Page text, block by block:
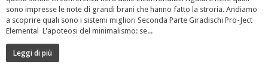
sono impresse le note di grandi brani che hanno fatto la stroria. Andiamo
a scoprire quali sono i sistemi migliori Seconda Parte Giradischi Pro-Ject
Elemental L'apoteosi del minimalismo: se...
Leggi di più